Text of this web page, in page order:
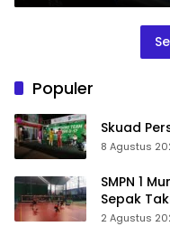
Populer
Skuad
8 Agustus
SMPN 1
Sepak
Modal
2 Agustus